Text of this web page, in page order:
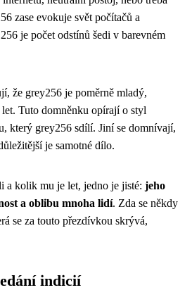
zase evokuje svět počítačů a
je počet odstínů šedi v barevném
že grey256 je poměrně mladý,
Tuto domněnku opírají o styl
který grey256 sdílí. Jiní se domnívají,
je samotné dílo.
kolik mu je let, jedno je jisté: jeho
a oblibu mnoha lidí. Zda se někdy
se za touto přezdívkou skrývá,
indicií